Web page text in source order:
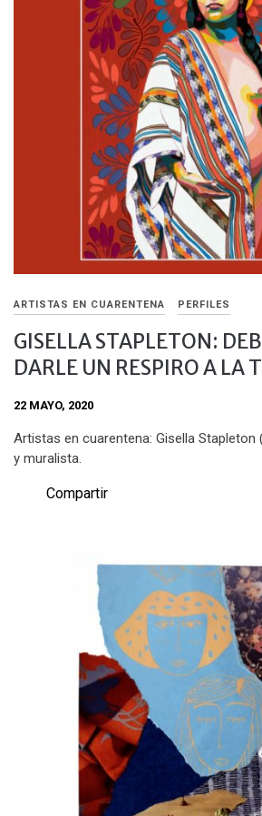
ARTISTAS EN CUARENTENA PERFILES
GISELLA STAPLETON:
DARLE UN RESPIRO A LA
22 MAYO, 2020
Artistas en cuarentena: Gisella
y muralista.
Compartir